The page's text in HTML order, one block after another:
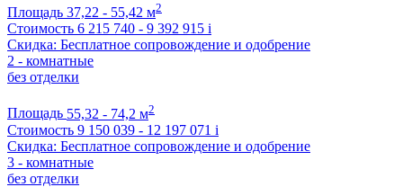
Площадь 37,22 - 55,42 м2
Стоимость 6 215 740 - 9 392 915 i
Скидка: Бесплатное сопровождение и одобрение
2 - комнатные
без отделки
Площадь 55,32 - 74,2 м2
Стоимость 9 150 039 - 12 197 071 i
Скидка: Бесплатное сопровождение и одобрение
3 - комнатные
без отделки